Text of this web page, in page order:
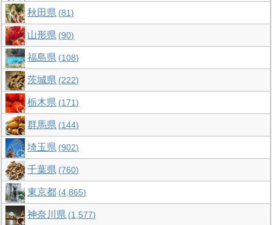
秋田県 81
山形県 90
福島県 108
茨城県 222
栃木県 171
群馬県 144
埼玉県 902
千葉県 760
東京都 4,865
神奈川県 1,577